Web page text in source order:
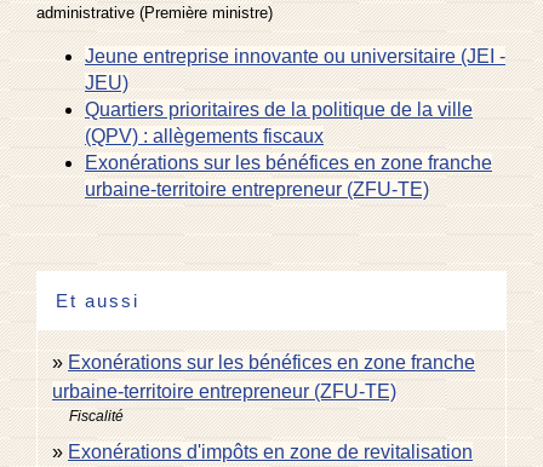
administrative (Première ministre)
Jeune entreprise innovante ou universitaire (JEI -
JEU)
Quartiers prioritaires de la politique de la ville
(QPV) : allègements fiscaux
Exonérations sur les bénéfices en zone franche
urbaine-territoire entrepreneur (ZFU-TE)
Et aussi
Exonérations sur les bénéfices en zone franche
urbaine-territoire entrepreneur (ZFU-TE)
Fiscalité
Exonérations d'impôts en zone de revitalisation